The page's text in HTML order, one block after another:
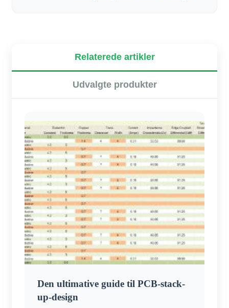
Relaterede artikler
Udvalgte produkter
Den ultimative guide til PCB-stack-
up-design